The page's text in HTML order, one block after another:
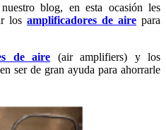
blog, en esta ocasión les
los amplificadores de aire para
de aire (air amplifiers) y los
ser de gran ayuda para ahorrarle